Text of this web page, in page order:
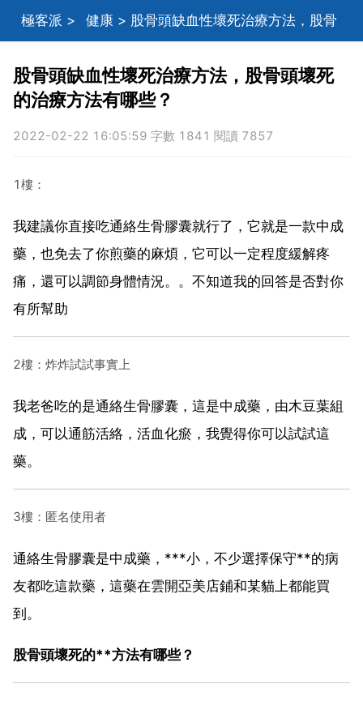
極客派 > 健康 > 股骨頭缺血性壞死治療方法，股骨
頭壞死的治療方法有哪些？
股骨頭缺血性壞死治療方法，股骨頭壞死
的治療方法有哪些？
2022-02-22 16:05:59 字數 1841 閱讀 7857
1樓：
我建議你直接吃通絡生骨膠囊就行了，它就是一款中成
藥，也免去了你煎藥的麻煩，它可以一定程度緩解疼
痛，還可以調節身體情況。。不知道我的回答是否對你
有所幫助
2樓：炸炸試試事實上
我老爸吃的是通絡生骨膠囊，這是中成藥，由木豆葉組
成，可以通筋活絡，活血化瘀，我覺得你可以試試這
藥。
3樓：匿名使用者
通絡生骨膠囊是中成藥，***小，不少選擇保守**的病
友都吃這款藥，這藥在雲開亞美店鋪和某貓上都能買
到。
股骨頭壞死的**方法有哪些？